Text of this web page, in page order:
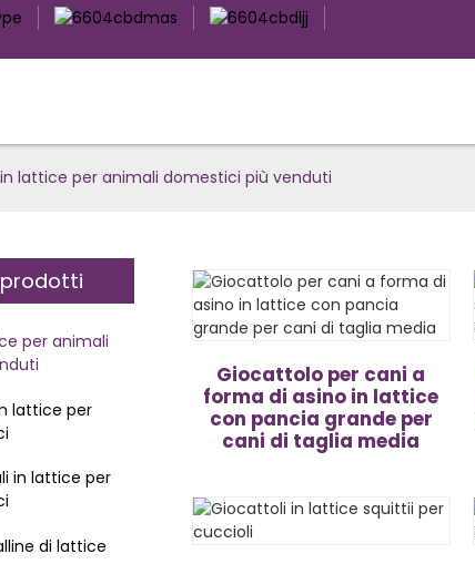
lattice per animali domestici più venduti
per animali
lattice per
in lattice per
di lattice
Giocattolo per cani a
forma di asino in lattice
con pancia grande per
cani di taglia media